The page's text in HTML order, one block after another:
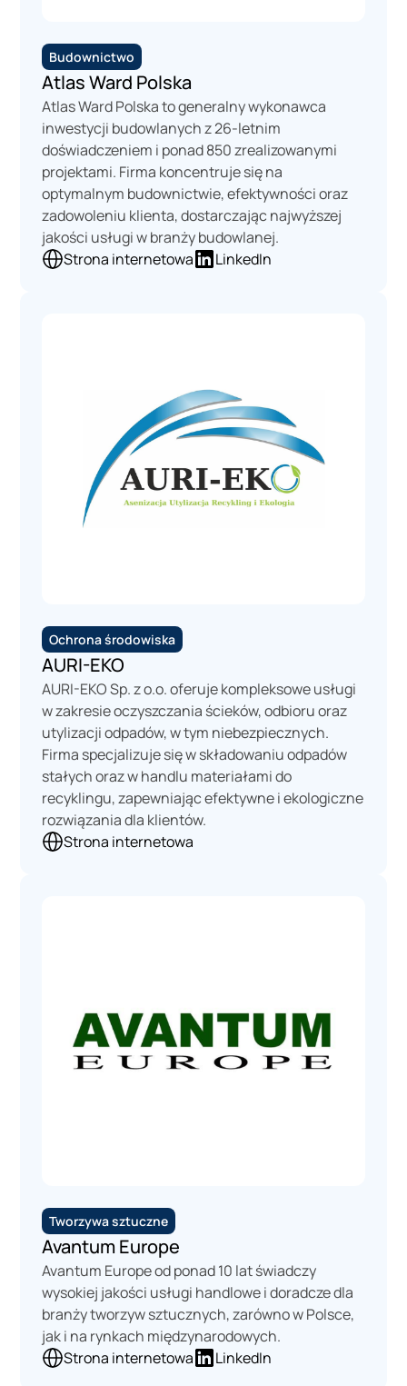
Budownictwo
Atlas Ward Polska
Atlas Ward Polska to generalny wykonawca
inwestycji budowlanych z 26-letnim
doświadczeniem i ponad 850 zrealizowanymi
projektami. Firma koncentruje się na
optymalnym budownictwie, efektywności oraz
zadowoleniu klienta, dostarczając najwyższej
jakości usługi w branży budowlanej.
Strona internetowa
LinkedIn
Ochrona środowiska
AURI-EKO
AURI-EKO Sp. z o.o. oferuje kompleksowe usługi
w zakresie oczyszczania ścieków, odbioru oraz
utylizacji odpadów, w tym niebezpiecznych.
Firma specjalizuje się w składowaniu odpadów
stałych oraz w handlu materiałami do
recyklingu, zapewniając efektywne i ekologiczne
rozwiązania dla klientów.
Strona internetowa
Tworzywa sztuczne
Avantum Europe
Avantum Europe od ponad 10 lat świadczy
wysokiej jakości usługi handlowe i doradcze dla
branży tworzyw sztucznych, zarówno w Polsce,
jak i na rynkach międzynarodowych.
Strona internetowa
LinkedIn